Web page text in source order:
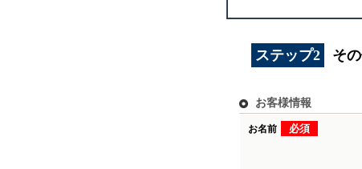
ステップ2 そ
お客様情報
お名前 必須